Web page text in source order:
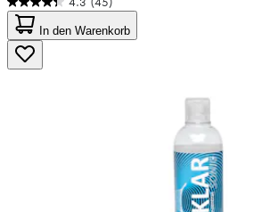
4.3
von
5
Sternen.
45
In den Warenkorb